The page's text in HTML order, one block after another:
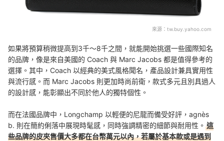
來源： tw.buy.yahoo.com
如果將預算稍微提高到3千～8千之間，就能開始挑選一些國際知名
的品牌，像是來自美國的 Coach 與 Marc Jacobs 都是值得參考的
選擇。其中，Coach 以經典的美式風格聞名，產品設計兼具實用性
與流行感。而 Marc Jacobs 則更加時尚前衛，款式多元且別具過人
的設計感，能彰顯出不同於他人的獨特個性。
而在法國品牌中，Longchamp 以輕便的尼龍而備受好評，agnès
b. 則在簡約俐落中展現時髦感，同時強調精密的細節與耐用性。 這
些品牌的皮夾售價大多都在台幣萬元以內，若屬於基本款或是遇到